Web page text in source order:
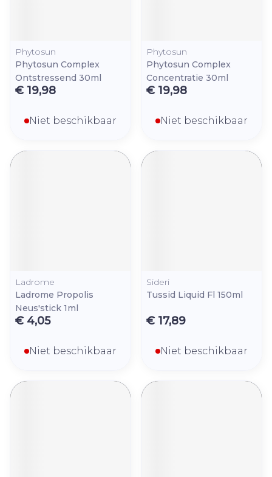
Phytosun
Phytosun Complex
Ontstressend 30ml
€ 19,98
Niet beschikbaar
Phytosun
Phytosun Complex
Concentratie 30ml
€ 19,98
Niet beschikbaar
Ladrome
Ladrome Propolis
Neus'stick 1ml
€ 4,05
Niet beschikbaar
Sideri
Tussid Liquid Fl 150ml
€ 17,89
Niet beschikbaar